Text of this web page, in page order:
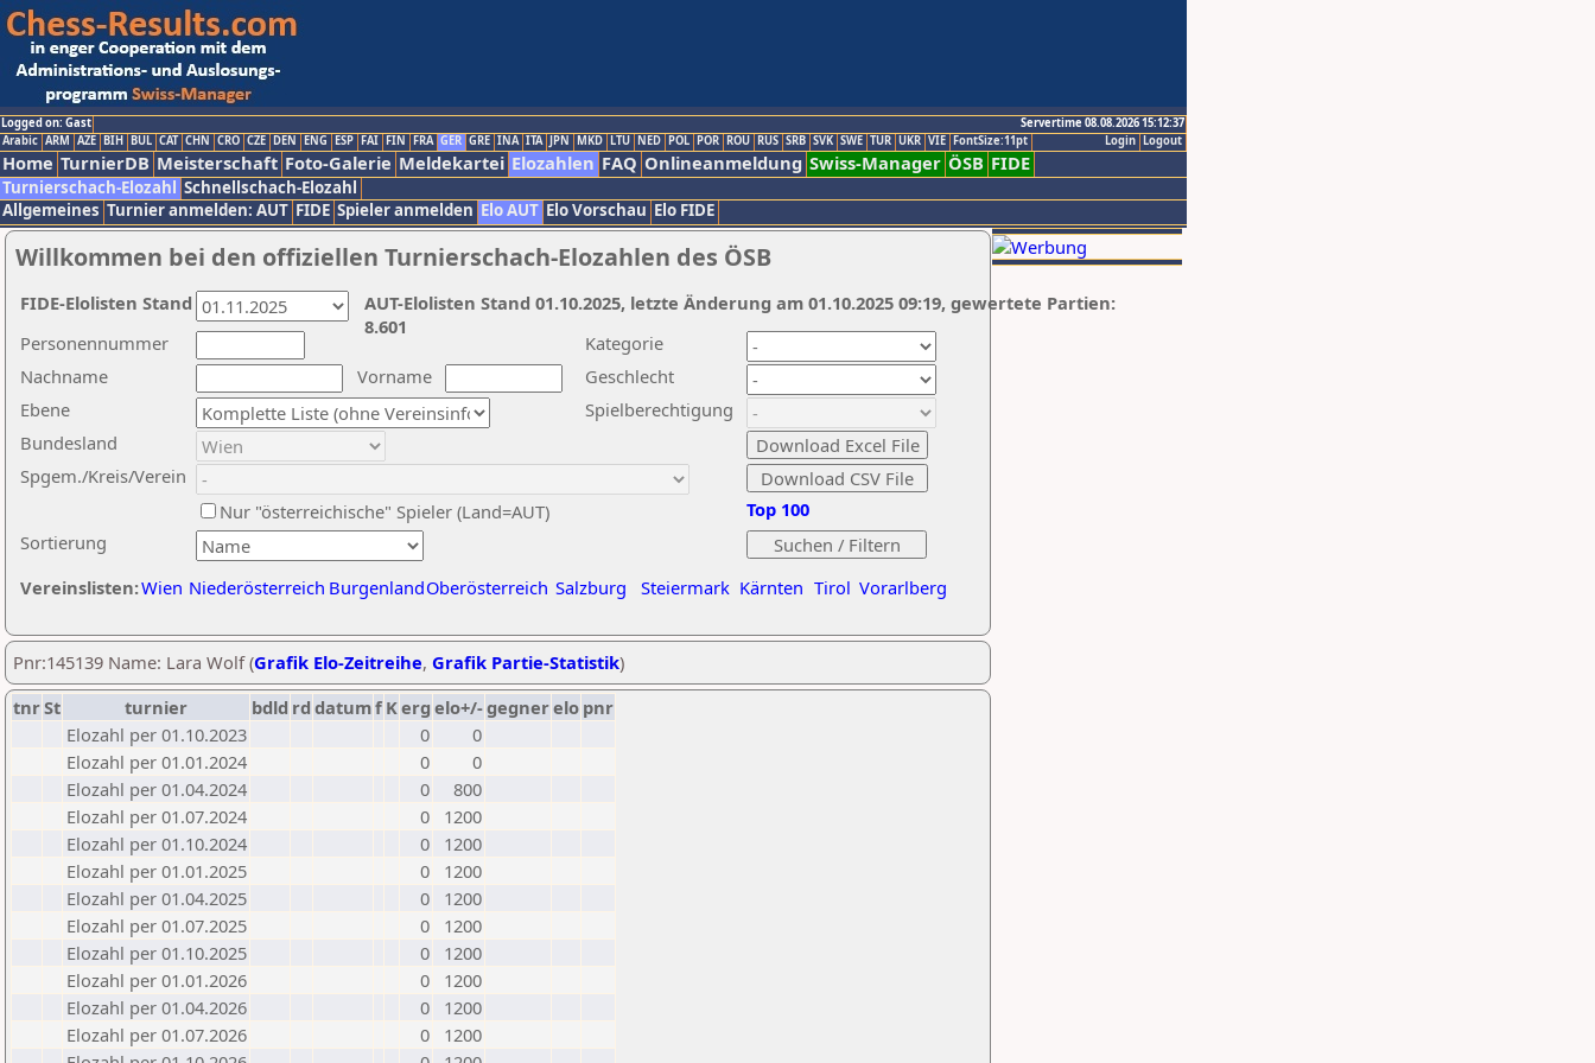
Logged on: Gast
Servertime 08.08.2026 15:12:37
Logout
Login
Arabic ARM AZE BIH BUL CAT CHN CRO CZE DEN ENG ESP FAI FIN FRA GER GRE INA ITA JPN MKD LTU NED POL POR ROU RUS SRB SVK SWE TUR UKR VIE FontSize:11pt
Home TurnierDB Meisterschaft Foto-Galerie Meldekartei Elozahlen FAQ Onlineanmeldung Swiss-Manager ÖSB FIDE
Turnierschach-Elozahl Schnellschach-Elozahl
Allgemeines Turnier anmelden: AUT FIDE Spieler anmelden Elo AUT Elo Vorschau Elo FIDE
Willkommen bei den offiziellen Turnierschach-Elozahlen des ÖSB
Nachname
Vorname
Ebene
Kategorie
Sortierung
Personennummer
Bundesland
Spgem./Kreis/Verein
Geschlecht
Nur "österreichische" Spieler (Land=AUT)
Spielberechtigung
Vereinslisten:Wien Niederösterreich BurgenlandOberösterreich Salzburg Steiermark Kärnten Tirol Vorarlberg
Top 100
AUT-Elolisten Stand 01.10.2025, letzte Änderung am 01.10.2025 09:19, gewertete Partien:
8.601
FIDE-Elolisten Stand
Pnr:145139 Name: Lara Wolf (Grafik Elo-Zeitreihe, Grafik Partie-Statistik)
tnrSt turnier bdld rd datumf Kerg elo+/-gegnerelo pnr
Elozahl per 01.10.2023
0
0
Elozahl per 01.01.2024
0
0
Elozahl per 01.04.2024
0
800
Elozahl per 01.07.2024
0
1200
Elozahl per 01.10.2024
0
1200
Elozahl per 01.01.2025
0
1200
Elozahl per 01.04.2025
0
1200
Elozahl per 01.07.2025
0
1200
Elozahl per 01.10.2025
0
1200
Elozahl per 01.01.2026
0
1200
Elozahl per 01.04.2026
0
1200
Elozahl per 01.07.2026
0
1200